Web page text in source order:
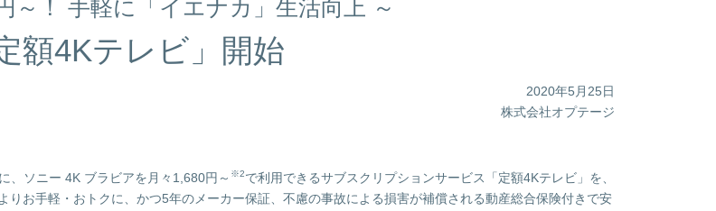
～！ 手軽に「イエナカ」生活向上 ～
4Kテレビ」開始
2020年5月25日
株式会社オプテージ
に、ソニー 4K ブラビアを月々1,680円～ ※2で利用できるサブスクリプションサービス「定額4Kテレビ」を、
お手軽・おトクに、かつ5年のメーカー保証、不慮の事故による損害が補償される動産総合保険付きで安